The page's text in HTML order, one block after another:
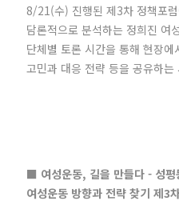
8/21(수) 진행된 제3차 정책포
담론적으로 분석하는 정희진 여
단체별 토론 시간을 통해 현장
고민과 대응 전략 등을 공유하는
■ 여성운동, 길을 만들다 - 성평
여성운동 방향과 전략 찾기 제3